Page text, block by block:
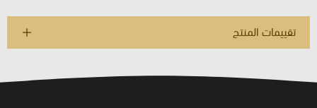
تقييمات المنتج